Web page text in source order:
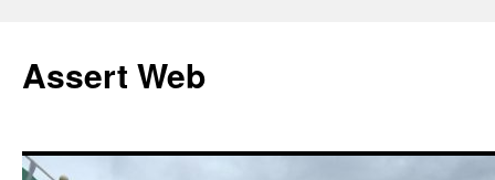
テ
ン
ス
キ
Assert Web